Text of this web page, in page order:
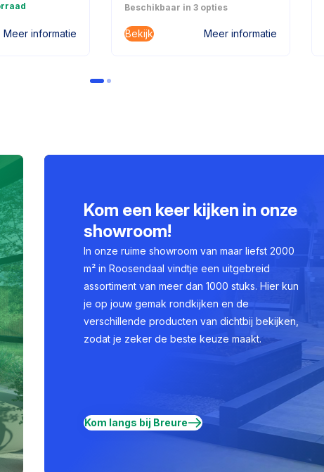
Meer informatie
Beschikbaar in 3 opties
Bekijk Meer informatie
Kom een keer kijken in onze
showroom!
In onze ruime showroom van maar liefst 2000
m² in Roosendaal vindtje een uitgebreid
assortiment van meer dan 1000 stuks. Hier kun
je op jouw gemak rondkijken en de
verschillende producten van dichtbij bekijken,
zodat je zeker de beste keuze maakt.
Kom langs bij Breure